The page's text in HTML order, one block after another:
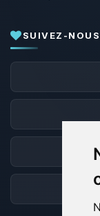
SUIVEZ-NOUS